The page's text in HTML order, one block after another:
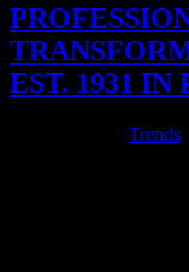
EST. 1931 IN
Trends